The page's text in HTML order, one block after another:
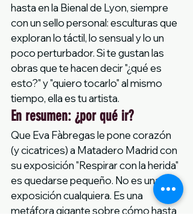
hasta en la Bienal de Lyon, siempre
con un sello personal: esculturas que
exploran lo táctil, lo sensual y lo un
poco perturbador. Si te gustan las
obras que te hacen decir "¿qué es
esto?" y "quiero tocarlo" al mismo
tiempo, ella es tu artista.
En resumen: ¿por qué ir?
Que Eva Fàbregas le pone corazón
(y cicatrices) a Matadero Madrid con
su exposición "Respirar con la herida"
es quedarse pequeño. No es una
exposición cualquiera. Es una
metáfora gigante sobre cómo hasta